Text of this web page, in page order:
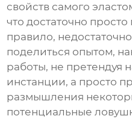
свойств самого
что достаточно
правило,
поделиться опытом,
работы, не претендуя
инстанции, а просто
размышления
потенциальные